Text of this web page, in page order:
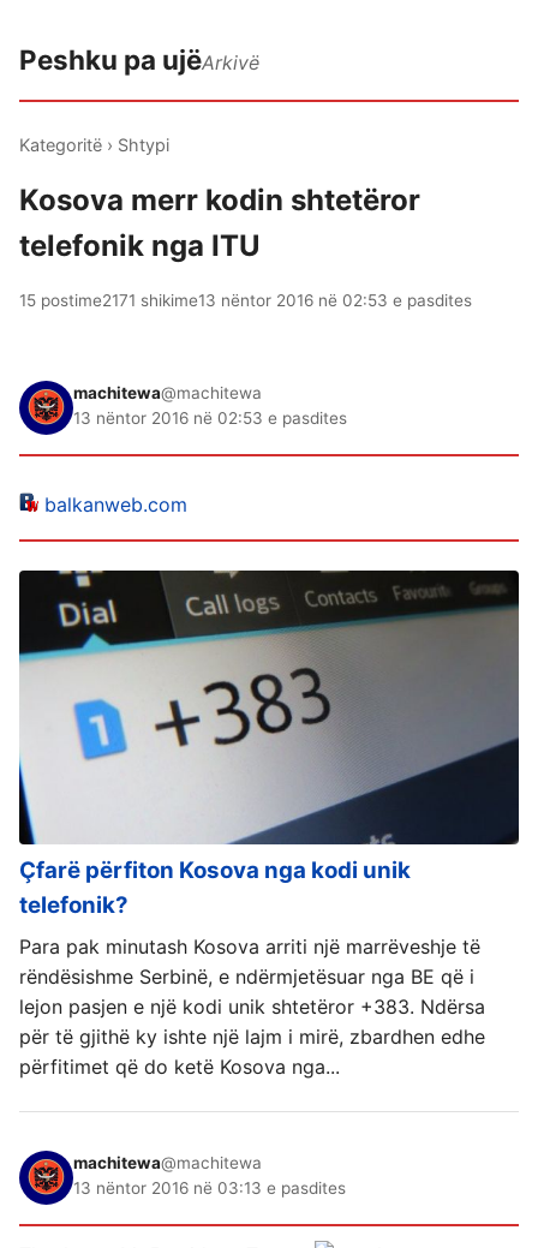
Peshku pa ujëArkivë
Kategoritë › Shtypi
Kosova merr kodin shtetëror
telefonik nga ITU
15 postime2171 shikime13 nëntor 2016 në 02:53 e pasdites
machitewa@machitewa
13 nëntor 2016 në 02:53 e pasdites
balkanweb.com
Çfarë përfiton Kosova nga kodi unik
telefonik?
Para pak minutash Kosova arriti një marrëveshje të
rëndësishme Serbinë, e ndërmjetësuar nga BE që i
lejon pasjen e një kodi unik shtetëror +383. Ndërsa
për të gjithë ky ishte një lajm i mirë, zbardhen edhe
përfitimet që do ketë Kosova nga...
machitewa@machitewa
13 nëntor 2016 në 03:13 e pasdites